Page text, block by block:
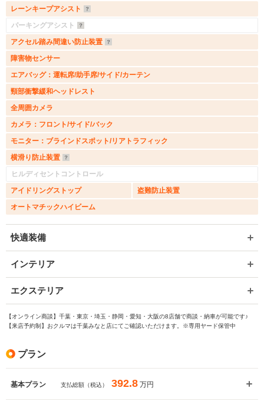
レーンキープアシスト
パーキングアシスト
アクセル踏み間違い防止装置
障害物センサー
エアバッグ：運転席/助手席/サイド/カーテン
頸部衝撃緩和ヘッドレスト
全周囲カメラ
カメラ：フロント/サイド/バック
モニター：ブラインドスポット/リアトラフィック
横滑り防止装置
ヒルディセントコントロール
アイドリングストップ
盗難防止装置
オートマチックハイビーム
快適装備
インテリア
エクステリア
【オンライン商談】千葉・東京・埼玉・静岡・愛知・大阪の8店舗で商談・納車が可能です♪
【来店予約制】おクルマは千葉みなと店にてご確認いただけます。※専用ヤード保管中
プラン
基本プラン 支払総額（税込） 392.8 万円